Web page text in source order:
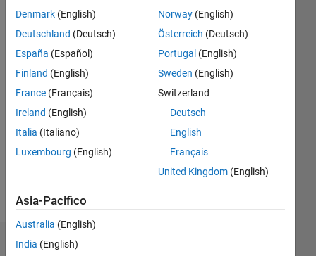
Followers:
Following:
Follow
Messaggio
Although
directly,
if you
like to
Mostra
altro
Badge
Denmark (English)
Deutschland (Deutsch)
España (Español)
Finland (English)
France (Français)
Ireland (English)
Italia (Italiano)
Luxembourg (English)
Norway(English)
Österreich (Deutsch)
Portugal (English)
Sweden (English)
Switzerland
Deutsch
English
Français
United Kingdom(English)
Asia-Pacifico
Australia (English)
India (English)